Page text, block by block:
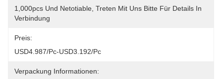
1,000pcs Und Netotiable, Treten Mit Uns Bitte Für Details In
Verbindung
Preis:
USD4.987/pc-USD3.192/pc
Verpackung Informationen: